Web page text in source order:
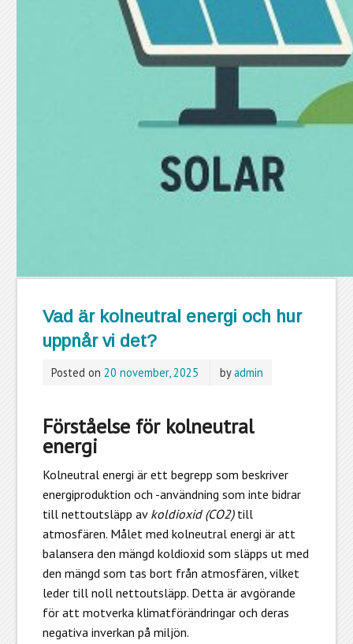
Vad är kolneutral energi och hur
uppnår vi det?
Posted on 20 november, 2025 byadmin
Förståelse för kolneutral
energi
Kolneutral energi är ett begrepp som beskriver
energiproduktion och -användning som inte bidrar
till nettoutsläpp av koldioxid (CO2)till
atmosfären. Målet med kolneutral energi är att
balansera den mängd koldioxid som släpps ut med
den mängd som tas bort från atmosfären, vilket
leder till noll nettoutsläpp. Detta är avgörande
för att motverka klimatförändringar och deras
negativa inverkan på miljön.